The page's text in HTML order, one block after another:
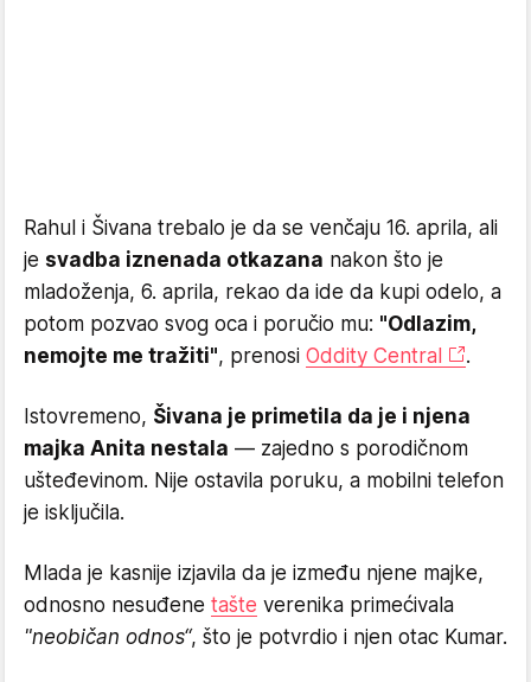
Rahul i Šivana trebalo je da se venčaju 16. aprila, ali
je svadba iznenada otkazana nakon što je
mladoženja, 6. aprila, rekao da ide da kupi odelo, a
potom pozvao svog oca i poručio mu: "Odlazim,
nemojte me tražiti", prenosi Oddity Central .
Istovremeno, Šivana je primetila da je i njena
majka Anita nestala — zajedno s porodičnom
ušteđevinom. Nije ostavila poruku, a mobilni telefon
je isključila.
Mlada je kasnije izjavila da je između njene majke,
odnosno nesuđene tašte verenika primećivala
"neobičan odnos“, što je potvrdio i njen otac Kumar.